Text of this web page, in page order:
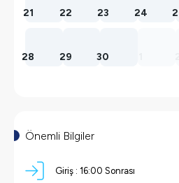
21 22 23 24
28 29 30
Önemli Bilgiler
Giriş : 16:00 Sonrası